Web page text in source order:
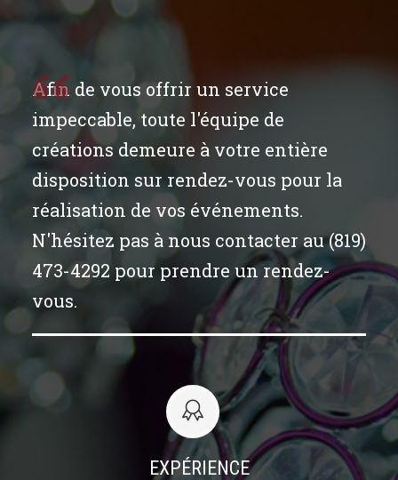
Afin de vous offrir un service
impeccable, toute l'équipe de
créations demeure à votre entière
disposition sur rendez-vous pour la
réalisation de vos événements.
N'hésitez pas à nous contacter au (819)
473-4292 pour prendre un rendez-
vous.
EXPÉRIENCE